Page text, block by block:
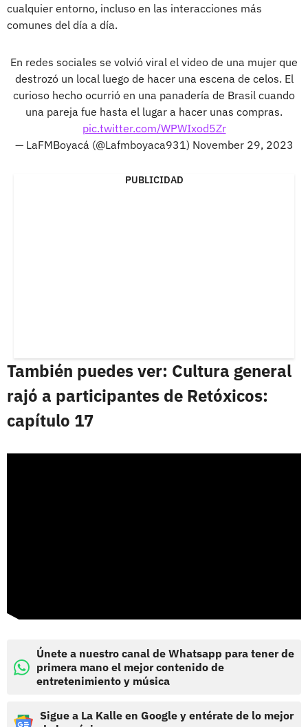
cualquier entorno, incluso en las interacciones más
comunes del día a día.
En redes sociales se volvió viral el video de una mujer que
destrozó un local luego de hacer una escena de celos. El
curioso hecho ocurrió en una panadería de Brasil cuando
una pareja fue hasta el lugar a hacer unas compras.
pic.twitter.com/WPWIxod5Zr
— LaFMBoyacá (@Lafmboyaca931) November 29, 2023
PUBLICIDAD
También puedes ver: Cultura general
rajó a participantes de Retóxicos:
capítulo 17
Únete a nuestro canal de Whatsapp para tener de
primera mano el mejor contenido de
entretenimiento y música
Sigue a La Kalle en Google y entérate de lo mejor